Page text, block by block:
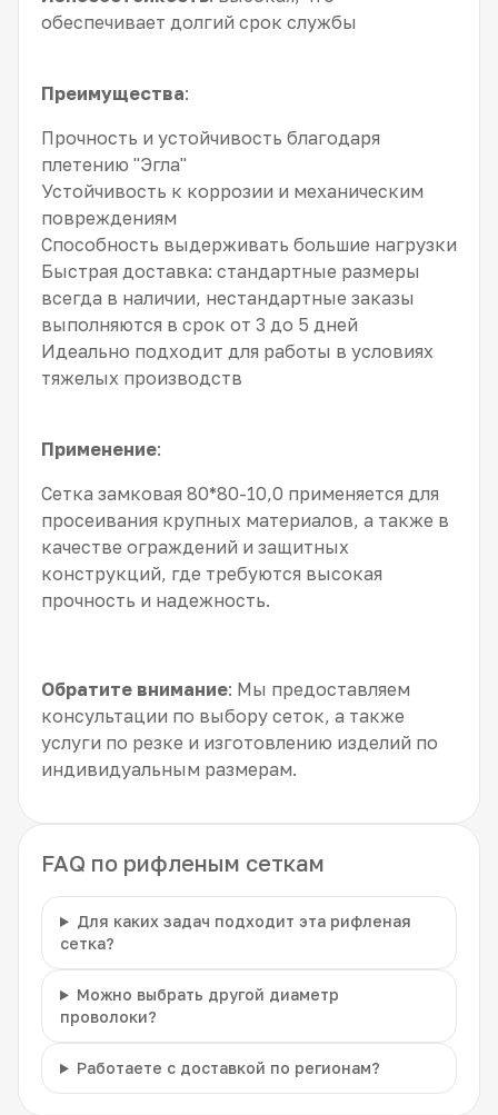
обеспечивает долгий срок службы
Преимущества:
Прочность и устойчивость благодаря
плетению "Эгла"
Устойчивость к коррозии и механическим
повреждениям
Способность выдерживать большие нагрузки
Быстрая доставка: стандартные размеры
всегда в наличии, нестандартные заказы
выполняются в срок от 3 до 5 дней
Идеально подходит для работы в условиях
тяжелых производств
Применение:
Сетка замковая 80*80-10,0 применяется для
просеивания крупных материалов, а также в
качестве ограждений и защитных
конструкций, где требуются высокая
прочность и надежность.
Обратите внимание: Мы предоставляем
консультации по выбору сеток, а также
услуги по резке и изготовлению изделий по
индивидуальным размерам.
FAQ по рифленым сеткам
Для каких задач подходит эта рифленая
сетка?
Можно выбрать другой диаметр
проволоки?
Работаете с доставкой по регионам?